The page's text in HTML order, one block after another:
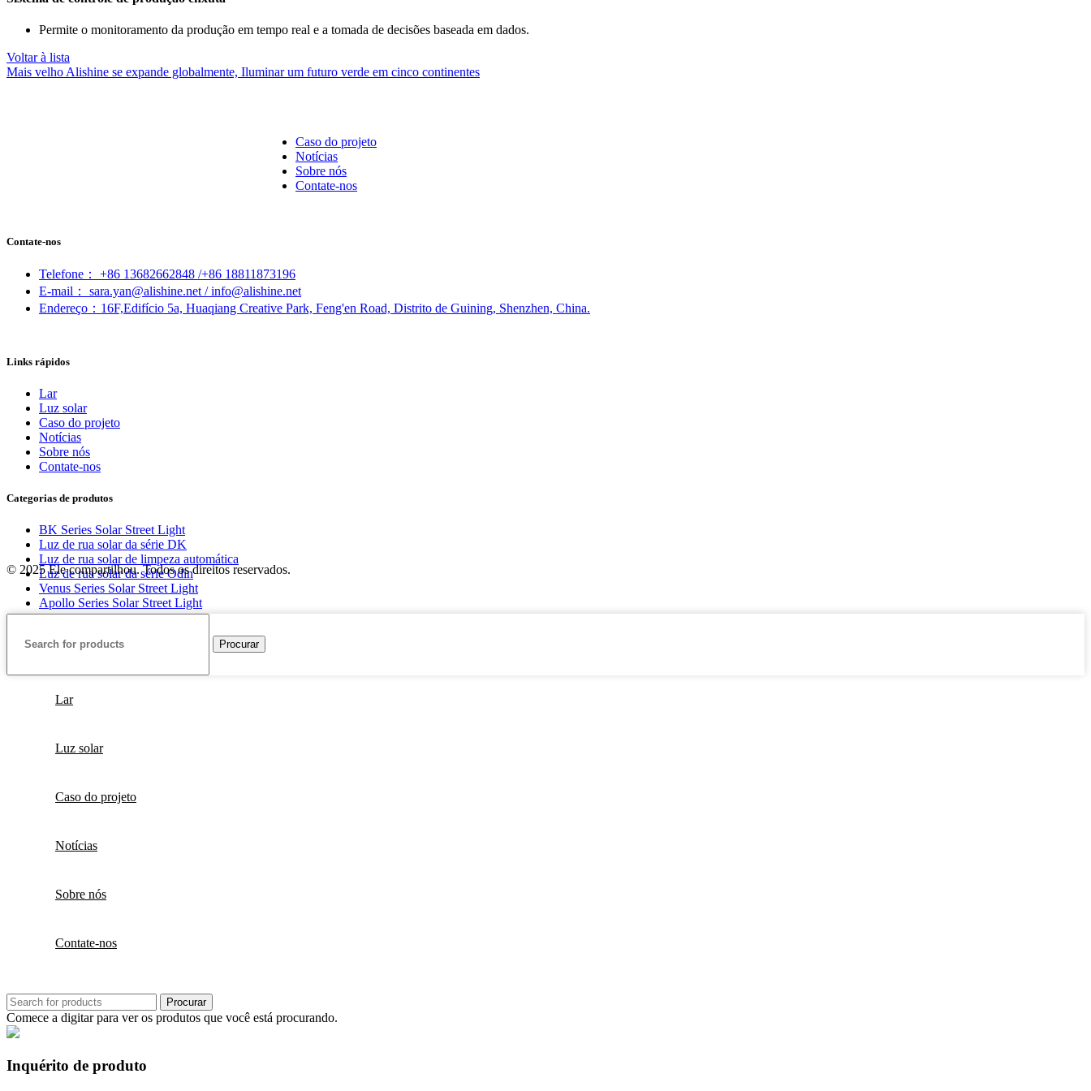
Caso do projeto
Notícias
Sobre nós
Contate-nos
Permite o monitoramento da produção em tempo real e a tomada de decisões baseada em dados.
Voltar à lista
Mais velho Alishine se expande globalmente, Iluminar um futuro verde em cinco continentes
Contate-nos
Telefone： +86 13682662848 /+86 18811873196
E-mail： sara.yan@alishine.net / info@alishine.net
Endereço：16F,Edifício 5a, Huaqiang Creative Park, Feng'en Road, Distrito de Guining, Shenzhen, China.
Links rápidos
Lar
Luz solar
Caso do projeto
Notícias
Sobre nós
Contate-nos
Categorias de produtos
BK Series Solar Street Light
Luz de rua solar da série DK
Luz de rua solar de limpeza automática
Luz de rua solar da série Odin
Venus Series Solar Street Light
Apollo Series Solar Street Light
© 2025 Ele compartilhou. Todos os direitos reservados.
Procurar
Lar
Luz solar
Caso do projeto
Notícias
Sobre nós
Contate-nos
Procurar
Comece a digitar para ver os produtos que você está procurando.
Inquérito de produto